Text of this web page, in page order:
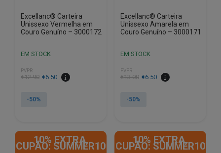
Excellanc® Carteira
Unissexo Vermelha em
Couro Genuíno – 3000172
EM STOCK
PVPR
€12.90
O
original
€6.50
O
atual
-50%
Excellanc® Carteira
Unissexo Amarela em
Couro Genuíno – 3000171
EM STOCK
PVPR
€13.00
O
original
€6.50
O
atual
-50%
10% EXTRA,
CUPÃO: SUMMER10
10% EXTRA,
CUPÃO: SUMMER10